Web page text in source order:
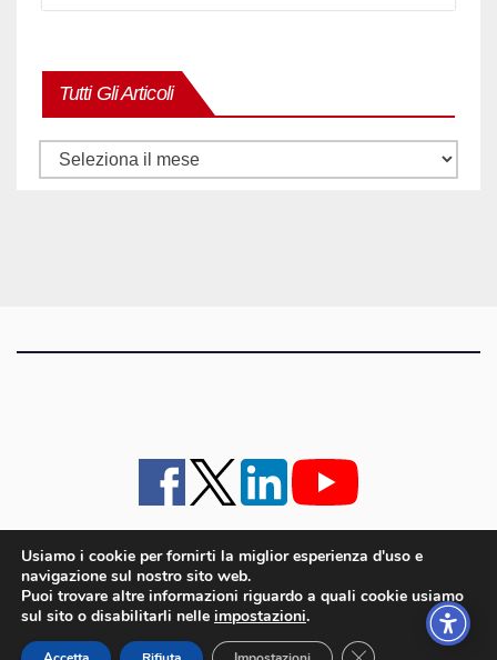
Tutti Gli Articoli
Tutti
iMagazine · contatti e staff · lavora con noi
Cookie policy UE
iMagazine è un marchio di proprietà di Goliardica Editrice redazione in via Aquileia 64a,
Bagnaria Arsa (UD) - P.iva 00559050315
Usiamo i cookie per fornirti la miglior esperienza d'uso e
navigazione sul nostro sito web.
Puoi trovare altre informazioni riguardo a quali cookie usiamo
sul sito o disabilitarli nelle impostazioni.
Close GDPR